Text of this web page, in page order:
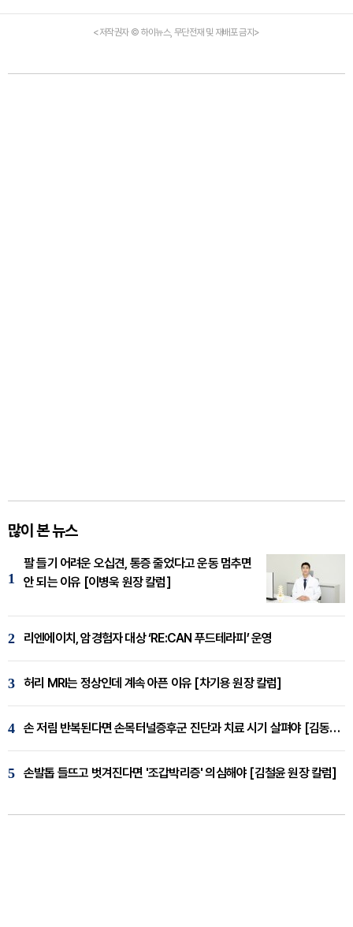
<저작권자 © 하이뉴스, 무단전재 및 재배포 금지>
많이 본 뉴스
1
팔 들기 어려운 오십견, 통증 줄었다고 운동 멈추면
안 되는 이유 [이병욱 원장 칼럼]
2 리엔에이치, 암경험자 대상 ‘RE:CAN 푸드테라피’ 운영
3 허리 MRI는 정상인데 계속 아픈 이유 [차기용 원장 칼럼]
4 손 저림 반복된다면 손목터널증후군 진단과 치료 시기 살펴야 [김동현 원장 칼럼]
5 손발톱 들뜨고 벗겨진다면 '조갑박리증' 의심해야 [김철윤 원장 칼럼]